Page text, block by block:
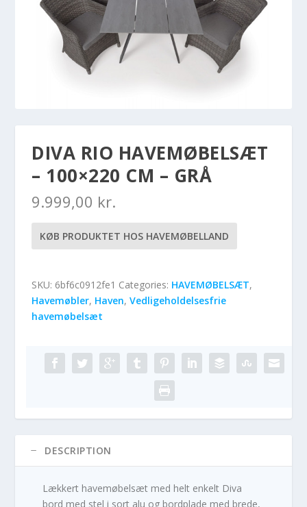
DIVA RIO HAVEMØBELSÆT
– 100×220 CM – GRÅ
9.999,00 kr.
KØB PRODUKTET HOS HAVEMØBELLAND
SKU: 6bf6c0912fe1 Categories: HAVEMØBELSÆT,
Havemøbler, Haven,Vedligeholdelsesfrie
havemøbelsæt
DESCRIPTION
Lækkert havemøbelsæt med helt enkelt Diva
bord med stel i sort alu og bordplade med brede,